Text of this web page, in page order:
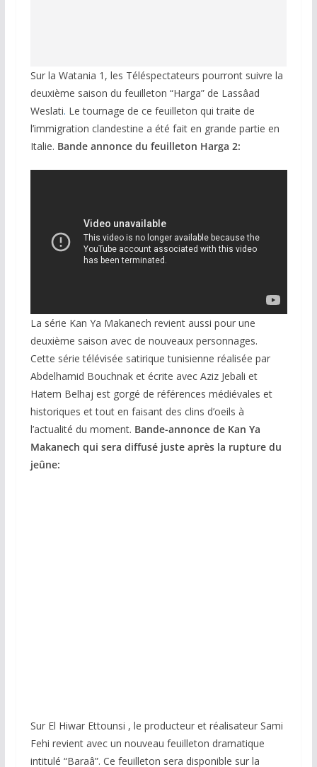
Sur la Watania 1, les Téléspectateurs pourront suivre la
deuxième saison du feuilleton “Harga” de Lassâad
Weslati. Le tournage de ce feuilleton qui traite de
l’immigration clandestine a été fait en grande partie en
Italie. Bande annonce du feuilleton Harga 2:
La série Kan Ya Makanech revient aussi pour une
deuxième saison avec de nouveaux personnages.
Cette série télévisée satirique tunisienne réalisée par
Abdelhamid Bouchnak et écrite avec Aziz Jebali et
Hatem Belhaj est gorgé de références médiévales et
historiques et tout en faisant des clins d’oeils à
l’actualité du moment. Bande-annonce de Kan Ya
Makanech qui sera diffusé juste après la rupture du
jeûne:
Sur El Hiwar Ettounsi , le producteur et réalisateur Sami
Fehi revient avec un nouveau feuilleton dramatique
intitulé “Baraâ”. Ce feuilleton sera disponible sur la